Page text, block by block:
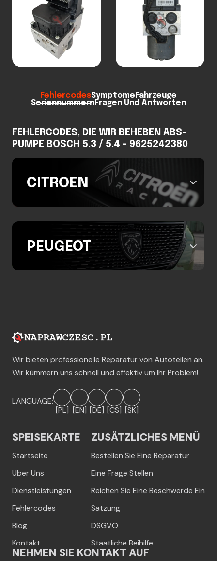
FehlercodesSymptome Fahrzeuge
SeriennummernFragen Und Antworten
FEHLERCODES, DIE WIR BEHEBEN ABS-
PUMPE BOSCH 5.3 / 5.4 - 9625242380
CITROEN
PEUGEOT
Wir bieten professionelle Reparatur von Autoteilen an.
Wir kümmern uns schnell und effektiv um Ihr Problem!
LANGUAGE:
[PL] [EN] [DE] [CS] [SK]
SPEISEKARTE
Startseite
Über Uns
Dienstleistungen
Fehlercodes
Blog
Kontakt
ZUSÄTZLICHES MENÜ
Bestellen Sie Eine Reparatur
Eine Frage Stellen
Reichen Sie Eine Beschwerde Ein
Satzung
DSGVO
Staatliche Beihilfe
NEHMEN SIE KONTAKT AUF